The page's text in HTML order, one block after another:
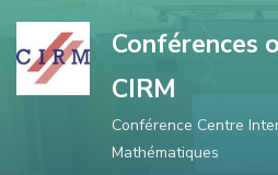
Aller
au
contenu
Conférences
CIRM
Conférence Centre
Mathématiques